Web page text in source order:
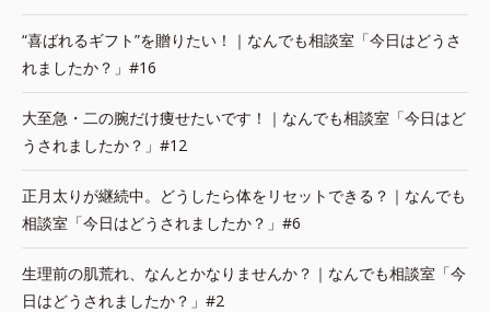
“喜ばれるギフト”を贈りたい！｜なんでも相談室「今日はどうさ
れましたか？」#16
大至急・二の腕だけ痩せたいです！｜なんでも相談室「今日はど
うされましたか？」#12
正月太りが継続中。どうしたら体をリセットできる？｜なんでも
相談室「今日はどうされましたか？」#6
生理前の肌荒れ、なんとかなりませんか？｜なんでも相談室「今
日はどうされましたか？」#2